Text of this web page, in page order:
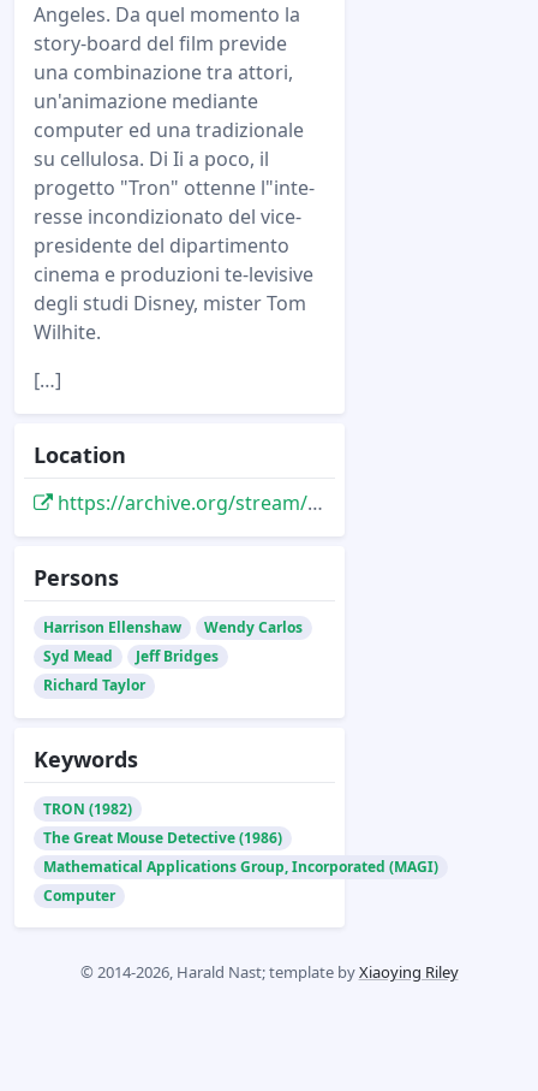
Angeles. Da quel momento la
story-board del film previde
una combinazione tra attori,
un'animazione mediante
computer ed una tradizionale
su cellulosa. Di Ii a poco, il
progetto "Tron" ottenne l"inte-
resse incondizionato del vice-
presidente del dipartimento
cinema e produzioni te-levisive
degli studi Disney, mister Tom
Wilhite.
[…]
Location
https://archive.org/stream/LIST1986-04#page/n15/mode/2up
Persons
Harrison Ellenshaw
Wendy Carlos
Syd Mead
Jeff Bridges
Richard Taylor
Keywords
TRON (1982)
The Great Mouse Detective (1986)
Mathematical Applications Group, Incorporated (MAGI)
Computer
© 2014-2026, Harald Nast; template byXiaoying Riley